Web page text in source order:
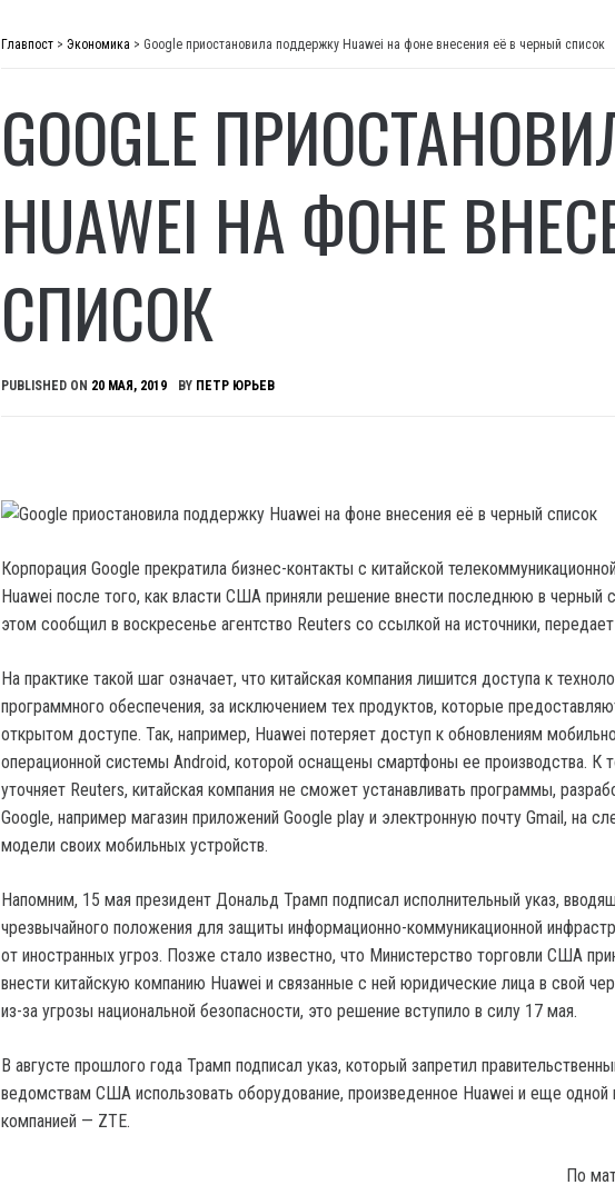
Главпост > Экономика > Google приостановила поддержку Huawei на фоне внесения её в черный список
GOOGLE
HUAWEI НА ФОНЕ
СПИСОК
PUBLISHED ON 20 МАЯ, 2019 BY ПЕТР ЮРЬЕВ
Корпорация Google прекратила бизнес-контакты с китайской
Huawei после того, как власти США приняли решение внести последнюю в черный
этом сообщил в воскресенье агентство Reuters со ссылкой на источники, передает
На практике такой шаг означает, что китайская компания лишится доступа к
программного обеспечения, за исключением тех продуктов, которые
открытом доступе. Так, например, Huawei потеряет доступ к обновлениям
операционной системы Android, которой оснащены смартфоны ее производства. К
уточняет Reuters, китайская компания не сможет устанавливать программы,
Google, например магазин приложений Google play и электронную почту Gmail, на
модели своих мобильных устройств.
Напомним, 15 мая президент Дональд Трамп подписал исполнительный указ,
чрезвычайного положения для защиты информационно-коммуникационной
от иностранных угроз. Позже стало известно, что Министерство торговли США
внести китайскую компанию Huawei и связанные с ней юридические лица в свой
из-за угрозы национальной безопасности, это решение вступило в силу 17 мая.
В августе прошлого года Трамп подписал указ, который запретил
ведомствам США использовать оборудование, произведенное Huawei и еще одной
компанией — ZTE.
По